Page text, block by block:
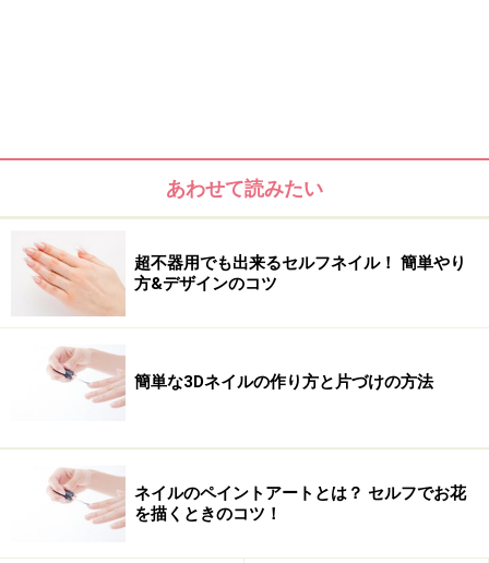
シンプルなベースカラーを2度塗りする
1．まずはベースコートを甘皮周りまでしっかり塗って
おきましょう。次に、上品なベージュのベースカラーを
2度塗りします。柄を重ねるのでベースはシンプルな色
を選びましょう。
あわせて読みたい
超不器用でも出来るセルフネイル！ 簡単やり
方&デザインのコツ
簡単な3Dネイルの作り方と片づけの方法
ネイルのペイントアートとは？ セルフでお花
を描くときのコツ！